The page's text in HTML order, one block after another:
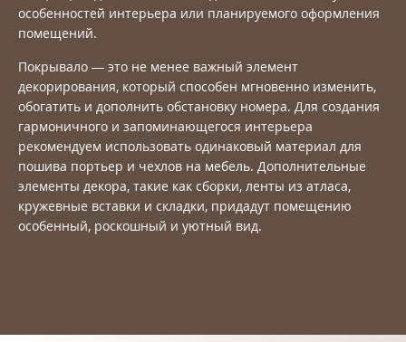
особенностей интерьера или планируемого оформления
помещений.
Покрывало — это не менее важный элемент
декорирования, который способен мгновенно изменить,
обогатить и дополнить обстановку номера. Для создания
гармоничного и запоминающегося интерьера
рекомендуем использовать одинаковый материал для
пошива портьер и чехлов на мебель. Дополнительные
элементы декора, такие как сборки, ленты из атласа,
кружевные вставки и складки, придадут помещению
особенный, роскошный и уютный вид.